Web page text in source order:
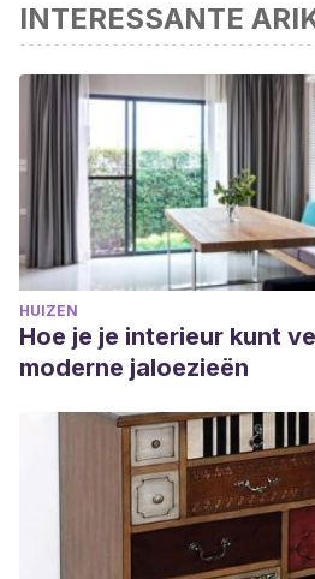
INTERESSANTE
HUIZEN
Hoe je je interieur kunt
moderne jaloezieën